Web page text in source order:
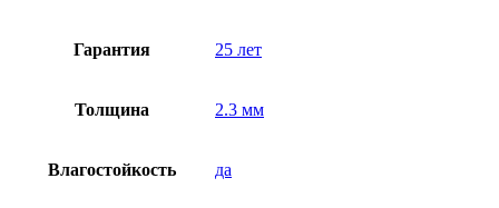
Гарантия 25 лет
Толщина 2.3 мм
Влагостойкость да